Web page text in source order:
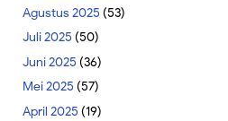
Agustus 2025 (53)
Juli 2025 (50)
Juni 2025 (36)
Mei 2025 (57)
April 2025 (19)